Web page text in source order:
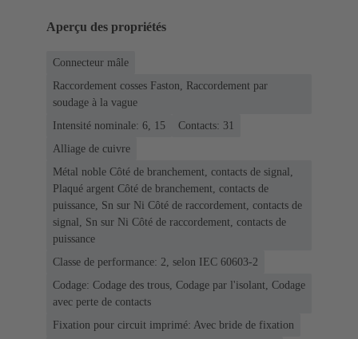
Aperçu des propriétés
Connecteur mâle
Raccordement cosses Faston, Raccordement par
soudage à la vague
Intensité nominale: 6, 15
Contacts: 31
Alliage de cuivre
Métal noble Côté de branchement, contacts de signal,
Plaqué argent Côté de branchement, contacts de
puissance, Sn sur Ni Côté de raccordement, contacts de
signal, Sn sur Ni Côté de raccordement, contacts de
puissance
Classe de performance: 2, selon IEC 60603-2
Codage: Codage des trous, Codage par l'isolant, Codage
avec perte de contacts
Fixation pour circuit imprimé: Avec bride de fixation